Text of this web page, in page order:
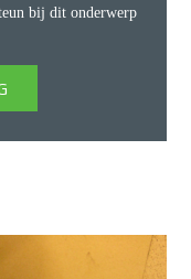
bij dit onderwerp